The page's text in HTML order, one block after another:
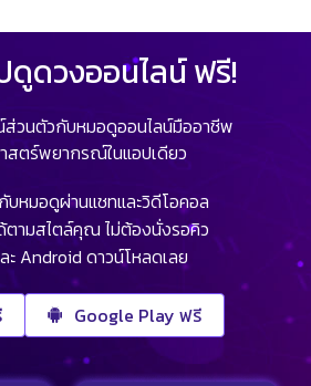
ดูดวงออนไลน์ ฟรี!
ส่วนตัวกับหมอดูออนไลน์มืออาชีพ
สตร์พยากรณ์ในแอปเดียว
หมอดูผ่านแชทและวิดีโอคอล
ตามสไตล์คุณ ไม่ต้องนั่งรอคิว
ะ Android ดาวน์โหลดเลย
Google Play ฟรี